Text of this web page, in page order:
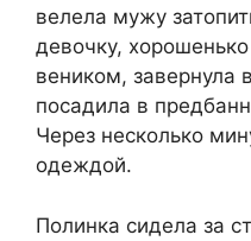
велела мужу
девочку,
веником, завернула
посадила в
Через несколько
одеждой.
Полинка сидела за